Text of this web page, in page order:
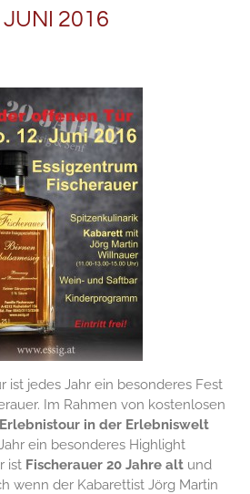
JUNI 2016
ist jedes Jahr ein besonderes Fest
Im Rahmen von kostenlosen
in der Erlebniswelt
ein besonderes Highlight
ist Fischerauer 20 Jahre alt und
wenn der Kabarettist Jörg Martin